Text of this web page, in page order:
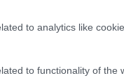
to analytics like
to functionality of the